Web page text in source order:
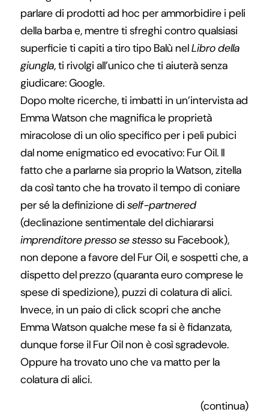
parlare di prodotti ad hoc per ammorbidire i peli
della barba e, mentre ti sfreghi contro qualsiasi
superficie ti capiti a tiro tipo Balù nelLibro della
giungla, ti rivolgi all’unico che ti aiuterà senza
giudicare: Google.
Dopo molte ricerche, ti imbatti in un’intervista ad
Emma Watson che magnifica le proprietà
miracolose di un olio specifico per i peli pubici
dal nome enigmatico ed evocativo: Fur Oil. Il
fatto che a parlarne sia proprio la Watson, zitella
da così tanto che ha trovato il tempo di coniare
per sé la definizione di self-partnered
(declinazione sentimentale del dichiararsi
imprenditore presso se stessosu Facebook),
non depone a favore del Fur Oil, e sospetti che, a
dispetto del prezzo (quaranta euro comprese le
spese di spedizione), puzzi di colatura di alici.
Invece, in un paio di click scopri che anche
Emma Watson qualche mese fa si è fidanzata,
dunque forse il Fur Oil non è così sgradevole.
Oppure ha trovato uno che va matto per la
colatura di alici.
(continua)